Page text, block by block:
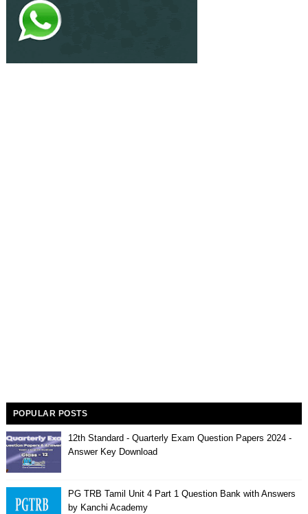
POPULAR POSTS
12th Standard - Quarterly Exam Question Papers 2024 -
Answer Key Download
PG TRB Tamil Unit 4 Part 1 Question Bank with Answers
by Kanchi Academy